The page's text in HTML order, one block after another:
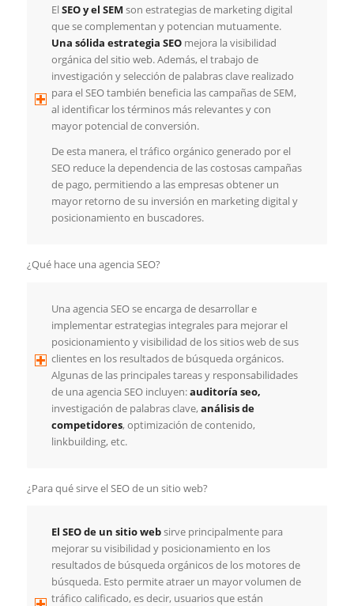
El SEO y el SEM son estrategias de marketing digital
que se complementan y potencian mutuamente.
Una sólida estrategia SEOmejora la visibilidad
orgánica del sitio web. Además, el trabajo de
investigación y selección de palabras clave realizado
para el SEO también beneficia las campañas de SEM,
al identificar los términos más relevantes y con
mayor potencial de conversión.
De esta manera, el tráfico orgánico generado por el
SEO reduce la dependencia de las costosas campañas
de pago, permitiendo a las empresas obtener un
mayor retorno de su inversión en marketing digital y
posicionamiento en buscadores.
¿Qué hace una agencia SEO?
Una agencia SEO se encarga de desarrollar e
implementar estrategias integrales para mejorar el
posicionamiento y visibilidad de los sitios web de sus
clientes en los resultados de búsqueda orgánicos.
Algunas de las principales tareas y responsabilidades
de una agencia SEO incluyen:auditoría seo,
investigación de palabras clave,análisis de
competidores, optimización de contenido,
linkbuilding, etc.
¿Para qué sirve el SEO de un sitio web?
El SEO de un sitio websirve principalmente para
mejorar su visibilidad y posicionamiento en los
resultados de búsqueda orgánicos de los motores de
búsqueda. Esto permite atraer un mayor volumen de
tráfico calificado, es decir, usuarios que están